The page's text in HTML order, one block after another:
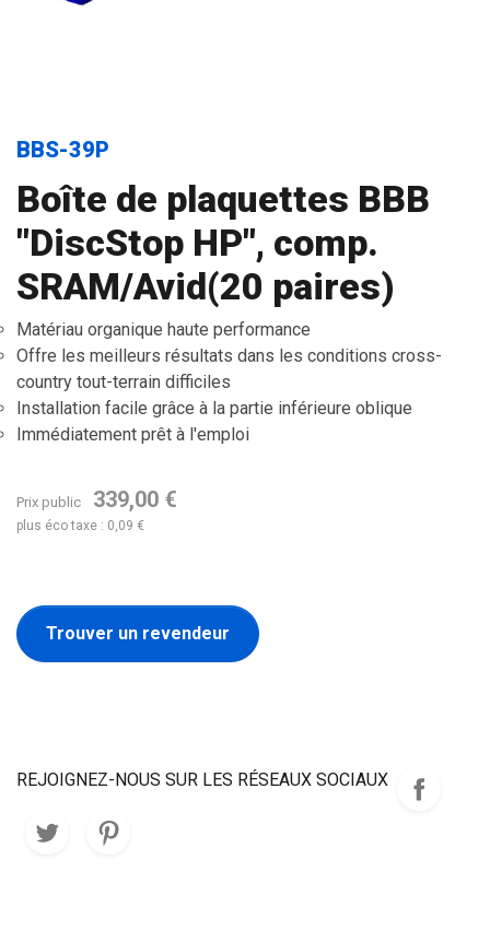
BBS-39P
Boîte de plaquettes BBB
"DiscStop HP", comp.
SRAM/Avid(20 paires)
Matériau organique haute performance
Offre les meilleurs résultats dans les conditions cross-
country tout-terrain difficiles
Installation facile grâce à la partie inférieure oblique
Immédiatement prêt à l'emploi
Prix public 339,00 €
plus éco taxe : 0,09 €
Trouver un revendeur
REJOIGNEZ-NOUS SUR LES RÉSEAUX SOCIAUX